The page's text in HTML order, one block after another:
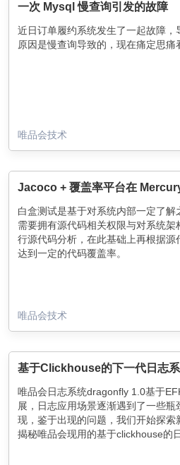
一次 Mysql 慢查询引发的故障
近日订单履约系统发生了一起故障
原因是慢查询导致的，现在痛定思痛
唯品会技术
Jacoco + 覆盖率平台在
白盒测试是基于对系统内部一定了
需要拥有源代码相关权限与对系统
行源代码分析，在此基础上再根据源
达到一定的代码覆盖率。
唯品会技术
基于Clickhouse的下一代日志
唯品会日志系统dragonfly 1.0基于
展，日志应用场景逐渐遇到了一些瓶
现，鉴于出现的问题，我们开始探
揭秘唯品会现用的基于clickhouse的